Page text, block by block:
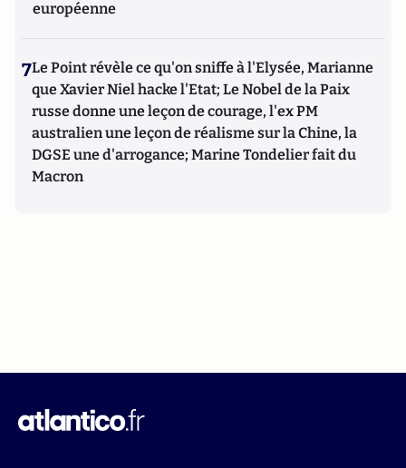
européenne
7Le Point révèle ce qu'on sniffe à l'Elysée, Marianne
que Xavier Niel hacke l'Etat; Le Nobel de la Paix
russe donne une leçon de courage, l'ex PM
australien une leçon de réalisme sur la Chine, la
DGSE une d'arrogance; Marine Tondelier fait du
Macron